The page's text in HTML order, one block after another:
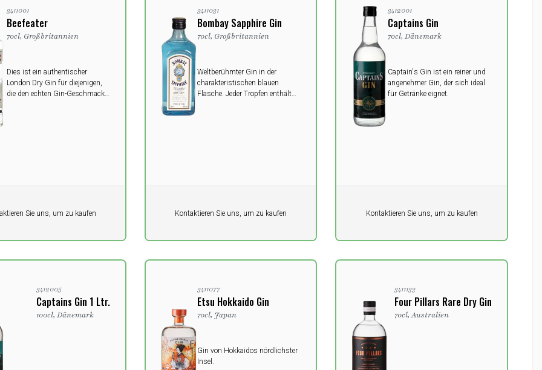
3411001
Beefeater
70cl, Großbritannien
Dies ist ein authentischer
London Dry Gin für diejenigen,
die den echten Gin-Geschmack
Sie uns, um zu kaufen
3411031
Bombay Sapphire Gin
70cl, Großbritannien
Weltberühmter Gin in der
charakteristischen blauen
Flasche. Jeder Tropfen enthält
Kontaktieren Sie uns, um zu kaufen
Pro Einheit
0,00DKK
3412001
Captains Gin
70cl, Dänemark
Captain's Gin ist ein reiner und
angenehmer Gin, der sich ideal
für Getränke eignet.
Kontaktieren Sie uns, um zu kaufen
Pro Einheit
0,00DKK
3412005
Captains Gin 1 Ltr.
100cl, Dänemark
3411077
Etsu Hokkaido Gin
70cl, Japan
Gin von Hokkaidos nördlichster
Insel.
3411133
Four Pillars Rare Dry Gin
70cl, Australien